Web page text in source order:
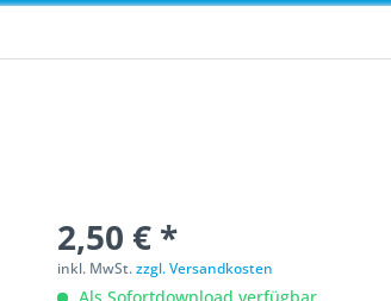
2,50 € *
inkl. MwSt.zzgl. Versandkosten